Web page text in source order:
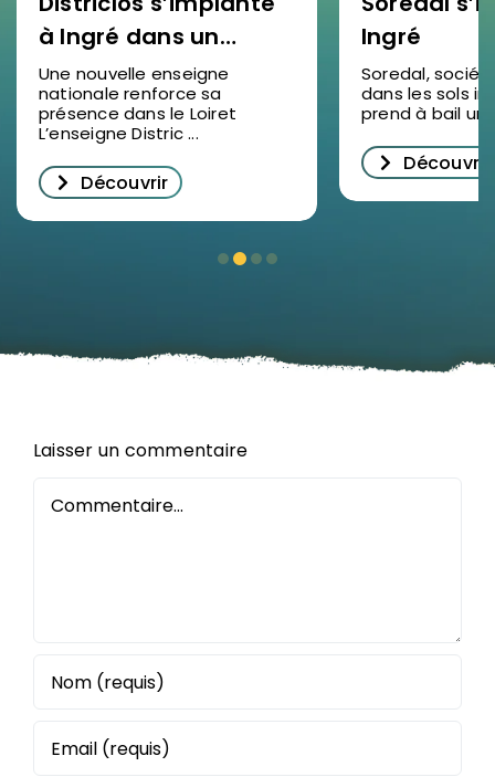
à Ingré dans un
nouveau bâtiment
d’activités
Une nouvelle enseigne
nationale renforce sa
présence dans le Loiret
L’enseigne Distric ...
Découvrir
Ingré
Soredal,
dans les sols
prend à bail un
Découvrir
Laisser un commentaire